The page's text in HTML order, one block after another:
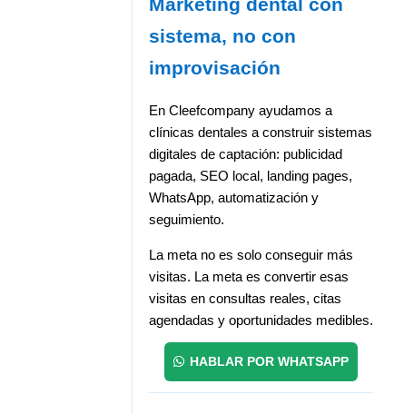
sistema, no con
improvisación
En Cleefcompany ayudamos a
clínicas dentales a construir sistemas
digitales de captación: publicidad
pagada, SEO local, landing pages,
WhatsApp, automatización y
seguimiento.
La meta no es solo conseguir más
visitas. La meta es convertir esas
visitas en consultas reales, citas
agendadas y oportunidades medibles.
HABLAR POR WHATSAPP